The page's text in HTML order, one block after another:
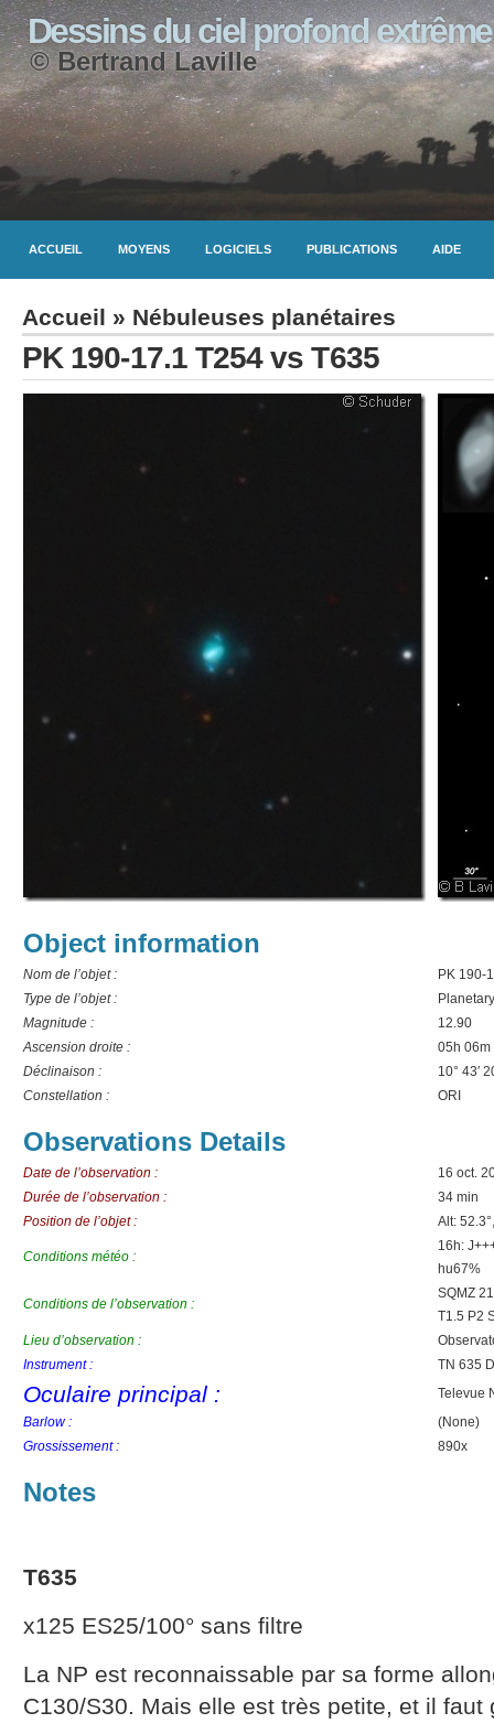
Dessins du ciel profond extrême
© Bertrand Laville
ACCUEIL MOYENS LOGICIELS PUBLICATIONS AIDE
Accueil » Nébuleuses planétaires
PK 190-17.1 T254 vs T635
Object information
Nom de l’objet :
PK 190-
Type de l’objet :
Magnitude :
12.90
Ascension droite :
05h 06m
Déclinaison :
10° 43′
Constellation :
ORI
Observations Details
Date de l’observation :
16 oct.
Durée de l’observation :
34 min
Position de l’objet :
Alt:
Conditions météo :
16h:
hu67%
Conditions de l’observation :
SQMZ
T1.5 P2
Lieu d’observation :
Instrument :
TN 635
Oculaire principal :
Televue
Barlow :
(None)
Grossissement :
890x
Notes
T635
x125 ES25/100° sans filtre
La NP est reconnaissable par sa forme
C130/S30. Mais elle est très petite, et il faut